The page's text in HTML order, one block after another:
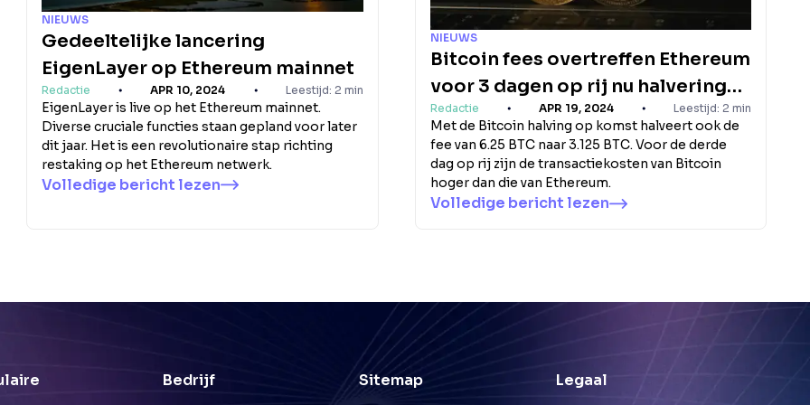
NIEUWS
Gedeeltelijke lancering
EigenLayer op Ethereum mainnet
Redactie APR 10, 2024 Leestijd: 2 min
EigenLayer is live op het Ethereum mainnet.
Diverse cruciale functies staan gepland voor later
dit jaar. Het is een revolutionaire stap richting
restaking op het Ethereum netwerk.
Volledige bericht lezen
NIEUWS
Bitcoin fees overtreffen Ethereum
voor 3 dagen op rij nu halvering
nadert
Redactie APR 19, 2024 Leestijd: 2 min
Met de Bitcoin halving op komst halveert ook de
fee van 6.25 BTC naar 3.125 BTC. Voor de derde
dag op rij zijn de transactiekosten van Bitcoin
hoger dan die van Ethereum.
Volledige bericht lezen
Bedrijf Sitemap Legaal